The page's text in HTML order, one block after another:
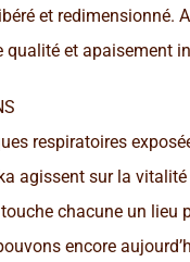
et redimensionné.
qualité et apaisement
respiratoires
agissent sur la vitalité
chacune un lieu
encore